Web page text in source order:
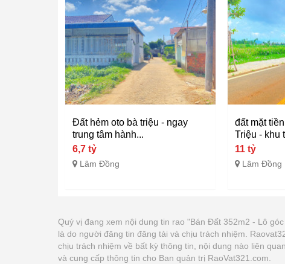
Đất hẻm oto bà triệu - ngay
trung tâm hành...
6,7 tỷ
Lâm Đồng
đất mặt
Triệu - khu
11 tỷ
Lâm Đồng
Quý vị đang xem nội dung tin rao "Bán Đất 352m2 - Lô
là do người đăng tin đăng tải và chịu trách nhiệm.
chịu trách nhiệm về bất kỳ thông tin, nội dung nào liên
và cung cấp thông tin cho Ban quản trị RaoVat321.com.